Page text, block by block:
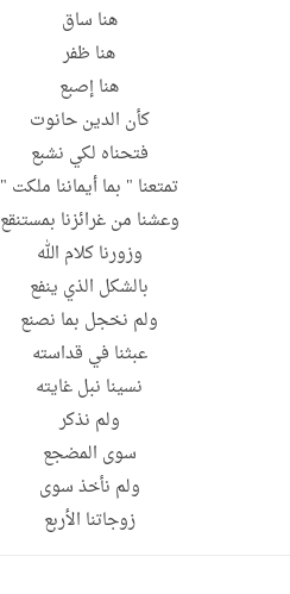
هنا ساق
هنا ظفر
هنا إصبع
كأن الدين حانوت
فتحناه لكي نشبع
تمتعنا " بما أيماننا ملكت "
وعشنا من غرائزنا بمستنقع
وزورنا كلام الله
بالشكل الذي ينفع
ولم نخجل بما نصنع
عبثنا في قداسته
نسينا نبل غايته
ولم نذكر
سوى المضجع
ولم نأخذ سوى
زوجاتنا الأربع